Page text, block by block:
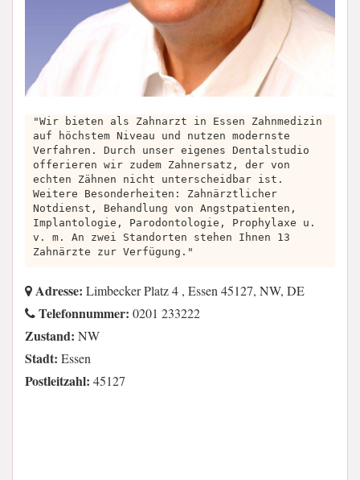
"Wir bieten als Zahnarzt in Essen Zahnmedizin
auf höchstem Niveau und nutzen modernste
Verfahren. Durch unser eigenes Dentalstudio
offerieren wir zudem Zahnersatz, der von
echten Zähnen nicht unterscheidbar ist.
Weitere Besonderheiten: Zahnärztlicher
Notdienst, Behandlung von Angstpatienten,
Implantologie, Parodontologie, Prophylaxe u.
v. m. An zwei Standorten stehen Ihnen 13
Zahnärzte zur Verfügung."
Adresse: Limbecker Platz 4 , Essen 45127, NW, DE
Telefonnummer: 0201 233222
Zustand: NW
Stadt: Essen
Postleitzahl: 45127